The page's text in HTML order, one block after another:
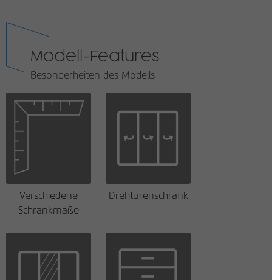
Modell-Features
Besonderheiten des Modells
Verschiedene
Schrankmaße
Drehtürenschrank